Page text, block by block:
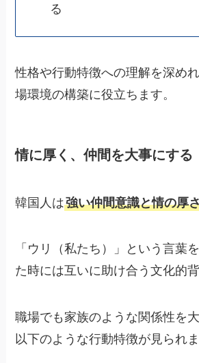
る
性格や行動特徴への理解を深め
場環境の構築に役立ちます。
情に厚く、仲間を大事にする
韓国人は強い仲間意識と情の厚
「ウリ（私たち）」という言葉
た時には互いに助け合う文化的
職場でも家族のような関係性を
以下のような行動特徴が見られま